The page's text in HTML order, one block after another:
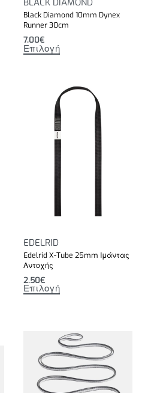
BLACK DIAMOND
Black Diamond 10mm Dynex
Runner 30cm
7.00€
Επιλογή
EDELRID
Edelrid X-Tube 25mm Ιμάντας
Αντοχής
2.50€
Επιλογή